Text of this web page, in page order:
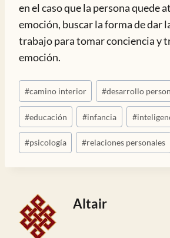
en el caso que la persona quede
emoción, buscar la forma de dar
trabajo para tomar conciencia y
emoción.
Etiquetas
de
la
entrada:
#camino interior #desarrollo
#educación #infancia #
#psicología #relaciones personales
Altair